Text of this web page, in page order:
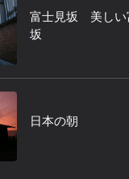
富士見坂 美しい
坂
日本の朝